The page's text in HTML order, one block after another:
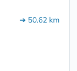
➔ 50.62 km